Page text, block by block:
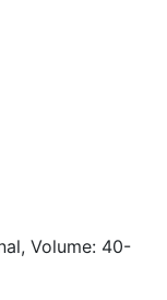
Volume: 40-